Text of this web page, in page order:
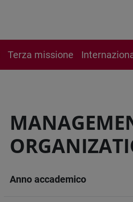
Terza missione
Anno accademico